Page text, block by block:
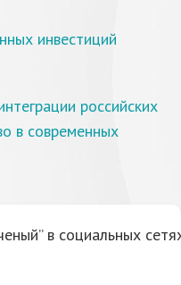
инвестиций
российских
в современных
в социальных